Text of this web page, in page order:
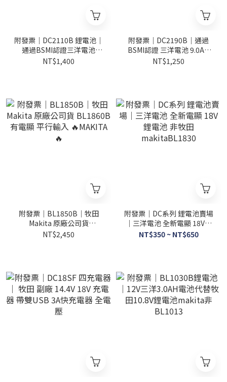
附發票｜DC2110B 鋰電池｜
通過BSMI認證三洋電池
10.0AH電顯18V/21V 非牧田
NT$1,400
附發票｜DC2190B｜通過
BSMI認證 三洋電池 9.0AH
全新電顯 18V鋰電池 非牧田
NT$1,250
附發票｜BL1850B｜牧田
Makita 原廠公司貨
BL1860B 有電顯 平行輸入
NT$2,450
附發票｜DC系列 鋰電池賣場
｜三洋電池 全新電顯 18V鋰
電池 非牧田makitaBL1830
NT$350 ~ NT$650